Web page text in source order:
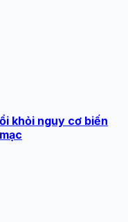
khỏi nguy cơ biến